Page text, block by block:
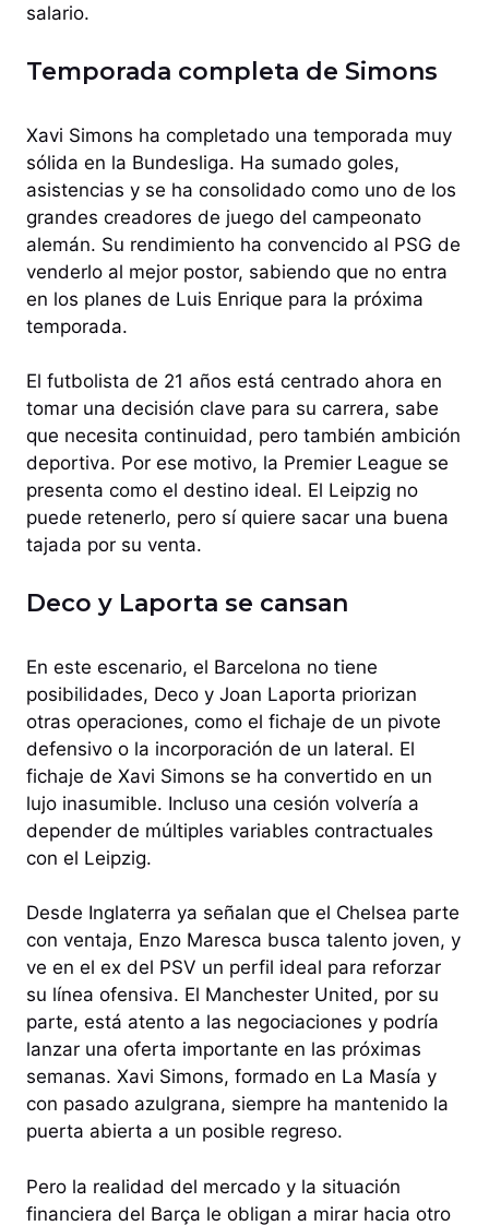
salario.
Temporada completa de Simons
Xavi Simons ha completado una temporada muy
sólida en la Bundesliga. Ha sumado goles,
asistencias y se ha consolidado como uno de los
grandes creadores de juego del campeonato
alemán. Su rendimiento ha convencido al PSG de
venderlo al mejor postor, sabiendo que no entra
en los planes de Luis Enrique para la próxima
temporada.
El futbolista de 21 años está centrado ahora en
tomar una decisión clave para su carrera, sabe
que necesita continuidad, pero también ambición
deportiva. Por ese motivo, la Premier League se
presenta como el destino ideal. El Leipzig no
puede retenerlo, pero sí quiere sacar una buena
tajada por su venta.
Deco y Laporta se cansan
En este escenario, el Barcelona no tiene
posibilidades, Deco y Joan Laporta priorizan
otras operaciones, como el fichaje de un pivote
defensivo o la incorporación de un lateral. El
fichaje de Xavi Simons se ha convertido en un
lujo inasumible. Incluso una cesión volvería a
depender de múltiples variables contractuales
con el Leipzig.
Desde Inglaterra ya señalan que el Chelsea parte
con ventaja, Enzo Maresca busca talento joven, y
ve en el ex del PSV un perfil ideal para reforzar
su línea ofensiva. El Manchester United, por su
parte, está atento a las negociaciones y podría
lanzar una oferta importante en las próximas
semanas. Xavi Simons, formado en La Masía y
con pasado azulgrana, siempre ha mantenido la
puerta abierta a un posible regreso.
Pero la realidad del mercado y la situación
financiera del Barça le obligan a mirar hacia otro